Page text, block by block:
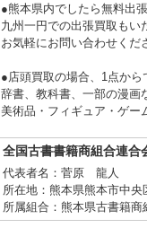
●熊本県内でしたら無料出
九州一円での出張買取もい
お気軽にお問い合わせくだ
●店頭買取の場合、1点から
辞書、教科書、一部の漫画
美術品・フィギュア・ゲー
全国古書書籍商組合連合
代表者名：菅原 龍人
所在地：熊本県熊本市中
所属組合：熊本県古書籍商